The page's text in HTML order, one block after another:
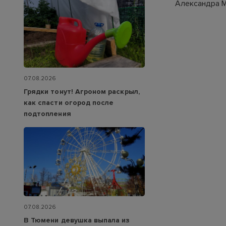
Александра
07.08.2026
Грядки тонут! Агроном раскрыл,
как спасти огород после
подтопления
07.08.2026
В Тюмени девушка выпала из